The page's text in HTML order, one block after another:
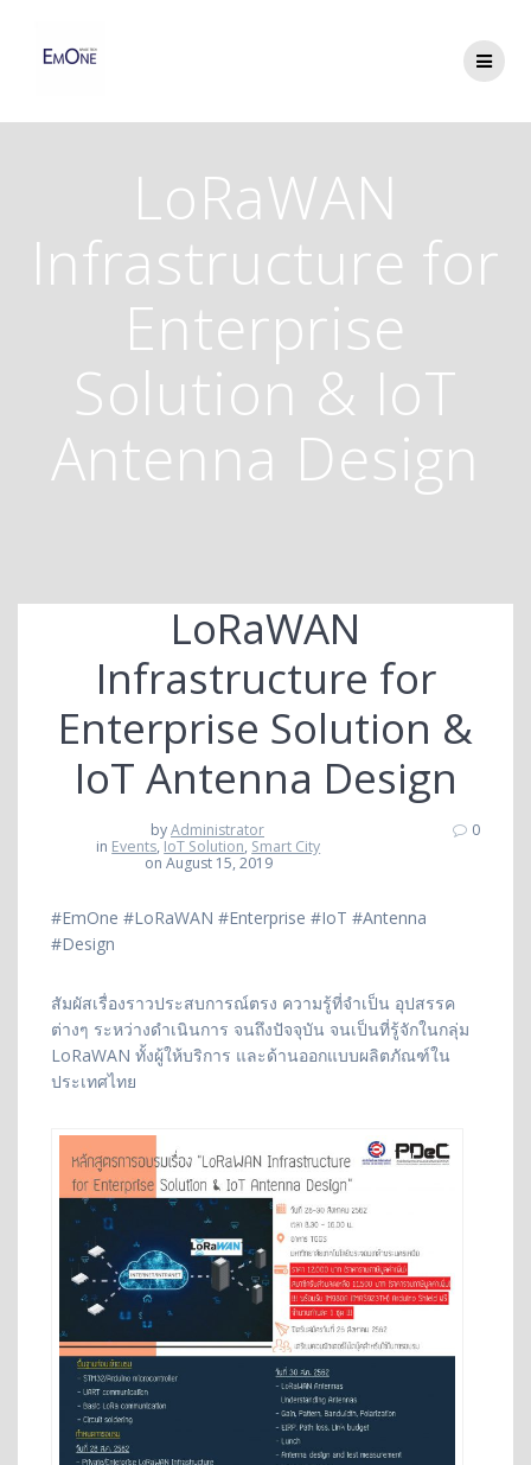
LoRaWAN
Infrastructure for
Enterprise
Solution & IoT
Antenna Design
LoRaWAN
Infrastructure for
Enterprise Solution &
IoT Antenna Design
byAdministrator
in Events, IoT Solution, Smart City
on August 15, 2019
0
#EmOne #LoRaWAN #Enterprise #IoT #Antenna
#Design
สัมผัสเรื่องราวประสบการณ์ตรง ความรู้ที่จำเป็น อุปสรรค
ต่างๆ ระหว่างดำเนินการ จนถึงปัจจุบัน จนเป็นที่รู้จักในกลุ่ม
LoRaWAN ทั้งผู้ให้บริการ และด้านออกแบบผลิตภัณฑ์ใน
ประเทศไทย